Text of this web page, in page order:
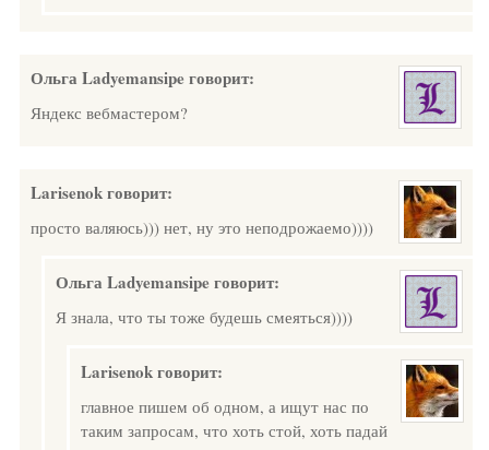
Ольга Ladyemansipe говорит:
Яндекс вебмастером?
Larisenokговорит:
просто валяюсь))) нет, ну это неподрожаемо))))
Ольга Ladyemansipe говорит:
Я знала, что ты тоже будешь смеяться))))
Larisenokговорит:
главное пишем об одном, а ищут нас по
таким запросам, что хоть стой, хоть падай